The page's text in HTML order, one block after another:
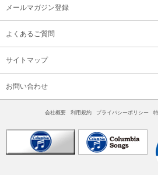
メールマガジン登録
よくあるご質問
サイトマップ
お問い合わせ
会社概要 利用規約 プライバシーポリシー